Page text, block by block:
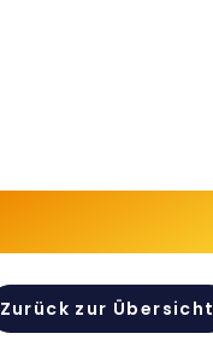
Zurück zur Übersicht